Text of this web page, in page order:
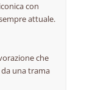
con
attuale.
che
una trama